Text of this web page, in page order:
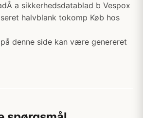
a sikkerhedsdatablad b Vespox
halvblank tokomp Køb hos
denne side kan være genereret